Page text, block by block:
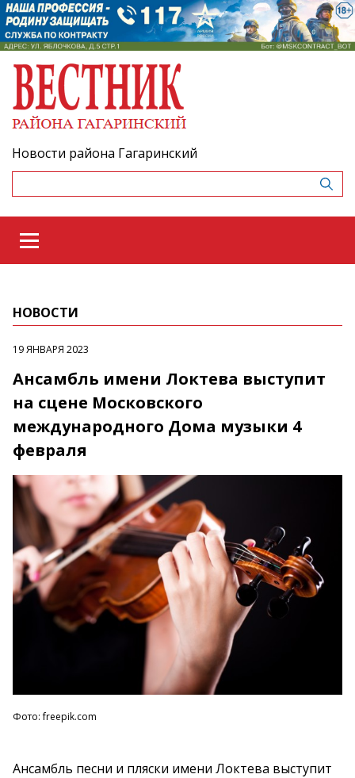
Новости района Гагаринский
НОВОСТИ
19 ЯНВАРЯ 2023
Ансамбль имени Локтева выступит
на сцене Московского
международного Дома музыки 4
февраля
Фото: freepik.com
Ансамбль песни и пляски имени Локтева выступит